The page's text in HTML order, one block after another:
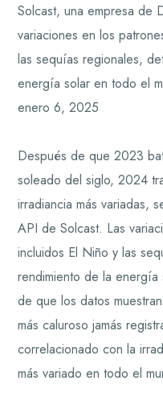
Solcast, una empresa de
variaciones en los
las sequías regionales,
energía solar en todo el
enero 6, 2025
Después de que 2023
soleado del siglo, 2024
irradiancia más variadas,
API de Solcast. Las
incluidos El Niño y las
rendimiento de la
de que los datos
más caluroso jamás
correlacionado con la
más variado en todo el